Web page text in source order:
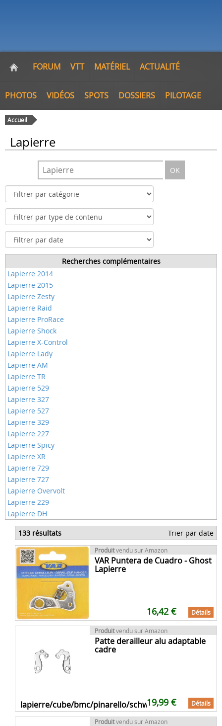
FORUM VTT MATÉRIEL ACTUALITÉ
PHOTOS VIDÉOS SPOTS DOSSIERS PILOTAGE
Accueil
Lapierre
OK
Recherches complémentaires
Lapierre 2014
Lapierre 2015
Lapierre Zesty
Lapierre Raid
Lapierre ProRace
Lapierre Shock
Lapierre X-Control
Lapierre Lady
Lapierre AM
Lapierre TR
Lapierre 529
Lapierre 327
Lapierre 527
Lapierre 329
Lapierre 227
Lapierre Spicy
Lapierre XR
Lapierre 729
Lapierre 727
Lapierre Overvolt
Lapierre 229
Lapierre DH
133 résultats Trier par date
Produitvendu sur Amazon
VAR Puntera de Cuadro - Ghost
Lapierre
16,42 € Détails
Produitvendu sur Amazon
Patte derailleur alu adaptable
cadre
lapierre/cube/bmc/pinarello/schwinn (gh-126)
19,99 € Détails
Produitvendu sur Amazon